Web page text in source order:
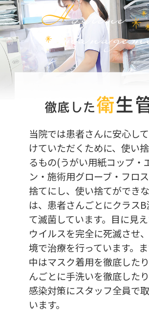
Hygiene
徹底した 衛生
当院では患者さんに安心し
けていただくために、使い
るもの(うがい用紙コップ・
ン・施術用グローブ・フロ
捨てにし、使い捨てができ
は、患者さんごとにクラス
て滅菌しています。 目に見
ウイルスを完全に死滅させ
境で治療を行っています。
中はマスク着用を徹底した
んごとに手洗いを徹底した
感染対策にスタッフ全員で
います。